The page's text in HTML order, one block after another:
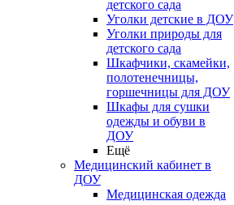
детского сада
Уголки детские в ДОУ
Уголки природы для
детского сада
Шкафчики, скамейки,
полотенечницы,
горшечницы для ДОУ
Шкафы для сушки
одежды и обуви в
ДОУ
Ещё
Медицинский кабинет в
ДОУ
Медицинская одежда